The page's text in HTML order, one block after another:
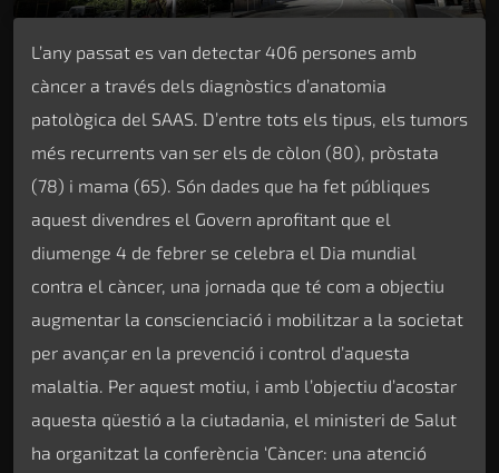
L’any passat es van detectar 406 persones amb
càncer a través dels diagnòstics d’anatomia
patològica del SAAS. D’entre tots els tipus, els tumors
més recurrents van ser els de còlon (80), pròstata
(78) i mama (65). Són dades que ha fet públiques
aquest divendres el Govern aprofitant que el
diumenge 4 de febrer se celebra el Dia mundial
contra el càncer, una jornada que té com a objectiu
augmentar la conscienciació i mobilitzar a la societat
per avançar en la prevenció i control d’aquesta
malaltia. Per aquest motiu, i amb l’objectiu d’acostar
aquesta qüestió a la ciutadania, el ministeri de Salut
ha organitzat la conferència ‘Càncer: una atenció